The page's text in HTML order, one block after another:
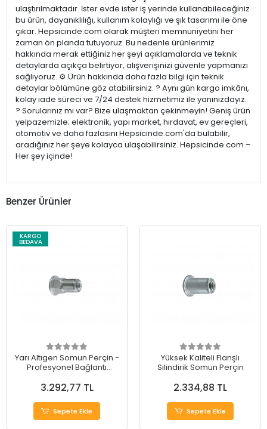
ulaştırılmaktadır. İster evde ister iş yerinde kullanabileceğiniz
bu ürün, dayanıklılığı, kullanım kolaylığı ve şık tasarımı ile öne
çıkar. Hepsicinde.com olarak müşteri memnuniyetini her
zaman ön planda tutuyoruz. Bu nedenle ürünlerimiz
hakkında merak ettiğiniz her şeyi açıklamalarda ve teknik
detaylarda açıkça belirtiyor, alışverişinizi güvenle yapmanızı
sağlıyoruz. ⚙️ Ürün hakkında daha fazla bilgi için teknik
detaylar bölümüne göz atabilirsiniz. ? Aynı gün kargo imkânı,
kolay iade süreci ve 7/24 destek hizmetimiz ile yanınızdayız.
? Sorularınız mı var? Bize ulaşmaktan çekinmeyin! Geniş ürün
yelpazemizle; elektronik, yapı market, hırdavat, ev gereçleri,
otomotiv ve daha fazlasını Hepsicinde.com'da bulabilir,
aradığınız her şeye kolayca ulaşabilirsiniz. Hepsicinde.com –
Her şey içinde!
Benzer Ürünler
KARGO
BEDAVA
Yarı Altıgen Somun Perçin -
Profesyonel Bağlantı
3.292,77 TL
Sepete Ekle
Yüksek Kaliteli Flanşlı
Silindirik Somun Perçin
2.334,88 TL
Sepete Ekle